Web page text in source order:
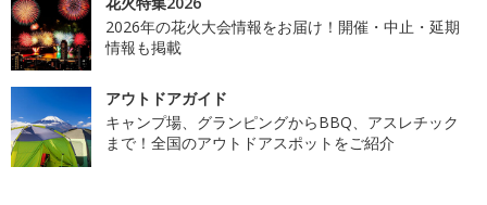
2026年の花火大会情報をお届け！開催・中止・延期
情報も掲載
アウトドアガイド
キャンプ場、グランピングからBBQ、アスレチック
まで！全国のアウトドアスポットをご紹介